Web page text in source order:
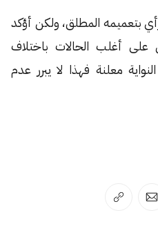
بتعميمه المطلق، ولكن أؤكد
أغلب الحالات باختلاف
معلنة فهذا لا يبرر عدم
إنبينترست
انشر على الإيميل
انسخ الرابط